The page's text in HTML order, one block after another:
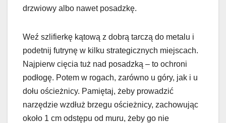
drzwiowy albo nawet posadzkę.
Weź szlifierkę kątową z dobrą tarczą do metalu i
podetnij futrynę w kilku strategicznych miejscach.
Najpierw cięcia tuż nad posadzką – to ochroni
podłogę. Potem w rogach, zarówno u góry, jak i u
dołu ościeżnicy. Pamiętaj, żeby prowadzić
narzędzie wzdłuż brzegu ościeżnicy, zachowując
około 1 cm odstępu od muru, żeby go nie